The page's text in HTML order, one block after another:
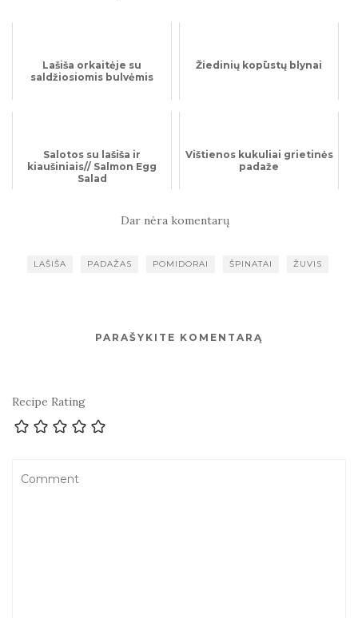
Lašiša orkaitėje su
saldžiosiomis bulvėmis
Žiedinių kopūstų blynai
Salotos su lašiša ir
kiaušiniais// Salmon Egg
Salad
Vištienos kukuliai grietinės
padaže
Dar nėra komentarų
LAŠIŠA PADAŽAS POMIDORAI ŠPINATAI ŽUVIS
PARAŠYKITE KOMENTARĄ
Recipe Rating